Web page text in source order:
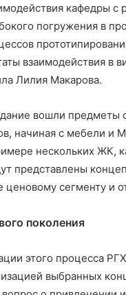
кафедры с
погружения в
взаимодействия в
Лилия Макарова.
вошли предметы
начиная с мебели и
нескольких ЖК,
представлены
ценовому сегменту и
поколения
этого процесса
выбранных